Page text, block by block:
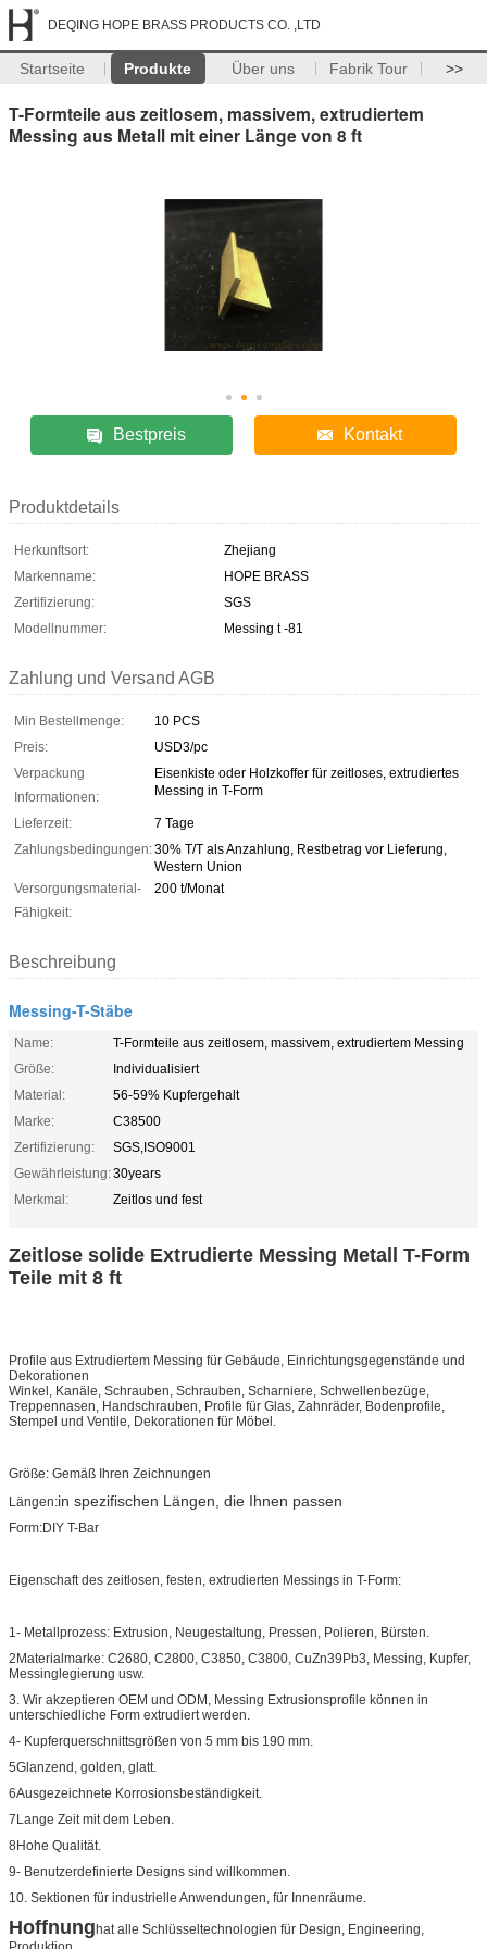
DEQING HOPE BRASS PRODUCTS CO. ,LTD
Startseite Produkte Über uns Fabrik Tour >>
T-Formteile aus zeitlosem, massivem, extrudiertem
Messing aus Metall mit einer Länge von 8 ft
Bestpreis Kontakt
Produktdetails
Herkunftsort:
Zhejiang
Markenname:
HOPE BRASS
Zertifizierung:
SGS
Modellnummer:
Messing t -81
Zahlung und Versand AGB
Min Bestellmenge:
10 PCS
Preis:
USD3/pc
Verpackung
Informationen:
Eisenkiste oder Holzkoffer für zeitloses, extrudiertes
Messing in T-Form
Lieferzeit:
7 Tage
Zahlungsbedingungen:30% T/T als Anzahlung, Restbetrag vor Lieferung,
Western Union
Versorgungsmaterial-
Fähigkeit:
200 t/Monat
Beschreibung
Messing-T-Stäbe
Name:
T-Formteile aus zeitlosem, massivem, extrudiertem Messing
Größe:
Individualisiert
Material:
56-59% Kupfergehalt
Marke:
C38500
Zertifizierung:
SGS,ISO9001
Gewährleistung:30years
Merkmal:
Zeitlos und fest
Zeitlose solide Extrudierte Messing Metall T-Form
Teile mit 8 ft
Profile aus Extrudiertem Messing für Gebäude, Einrichtungsgegenstände und
Dekorationen
Winkel, Kanäle, Schrauben, Schrauben, Scharniere, Schwellenbezüge,
Treppennasen, Handschrauben, Profile für Glas, Zahnräder, Bodenprofile,
Stempel und Ventile, Dekorationen für Möbel.
Größe: Gemäß Ihren Zeichnungen
Längen:in spezifischen Längen, die Ihnen passen
Form:DIY T-Bar
Eigenschaft des zeitlosen, festen, extrudierten Messings in T-Form:
1- Metallprozess: Extrusion, Neugestaltung, Pressen, Polieren, Bürsten.
2Materialmarke: C2680, C2800, C3850, C3800, CuZn39Pb3, Messing, Kupfer,
Messinglegierung usw.
3. Wir akzeptieren OEM und ODM, Messing Extrusionsprofile können in
unterschiedliche Form extrudiert werden.
4- Kupferquerschnittsgrößen von 5 mm bis 190 mm.
5Glanzend, golden, glatt.
6Ausgezeichnete Korrosionsbeständigkeit.
7Lange Zeit mit dem Leben.
8Hohe Qualität.
9- Benutzerdefinierte Designs sind willkommen.
10. Sektionen für industrielle Anwendungen, für Innenräume.
Hoffnunghat alle Schlüsseltechnologien für Design, Engineering,